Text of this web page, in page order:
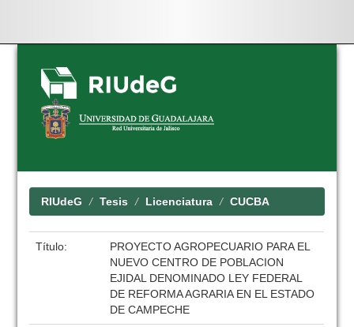
Skip
navigation
RIUdeG Tesis Licenciatura CUCBA
Título:
PROYECTO AGROPECUARIO PARA EL
NUEVO CENTRO DE POBLACION
EJIDAL DENOMINADO LEY FEDERAL
DE REFORMA AGRARIA EN EL ESTADO
DE CAMPECHE